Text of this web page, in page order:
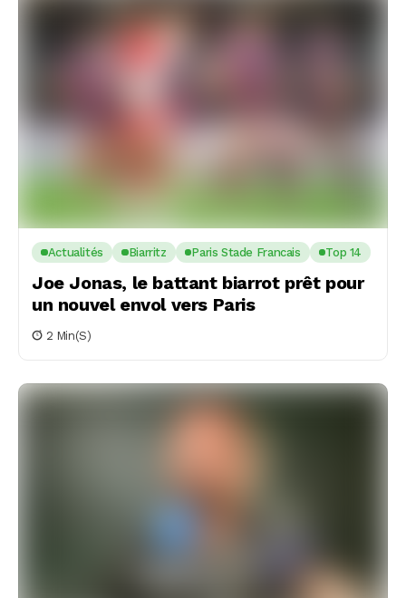
Actualités Biarritz Paris Stade Francais Top 14
Joe Jonas, le battant biarrot prêt pour
un nouvel envol vers Paris
2 Min(s)